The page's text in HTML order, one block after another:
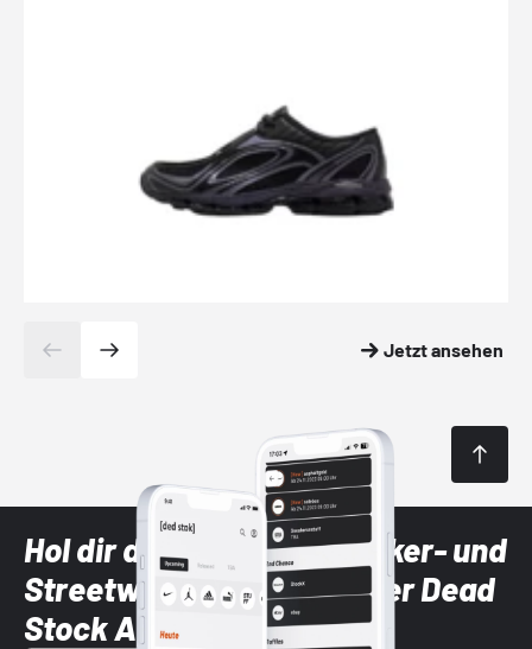
Jetzt ansehen
Hol dir die neuesten Sneaker- und
Streetwear-Brands mit der Dead
Stock App